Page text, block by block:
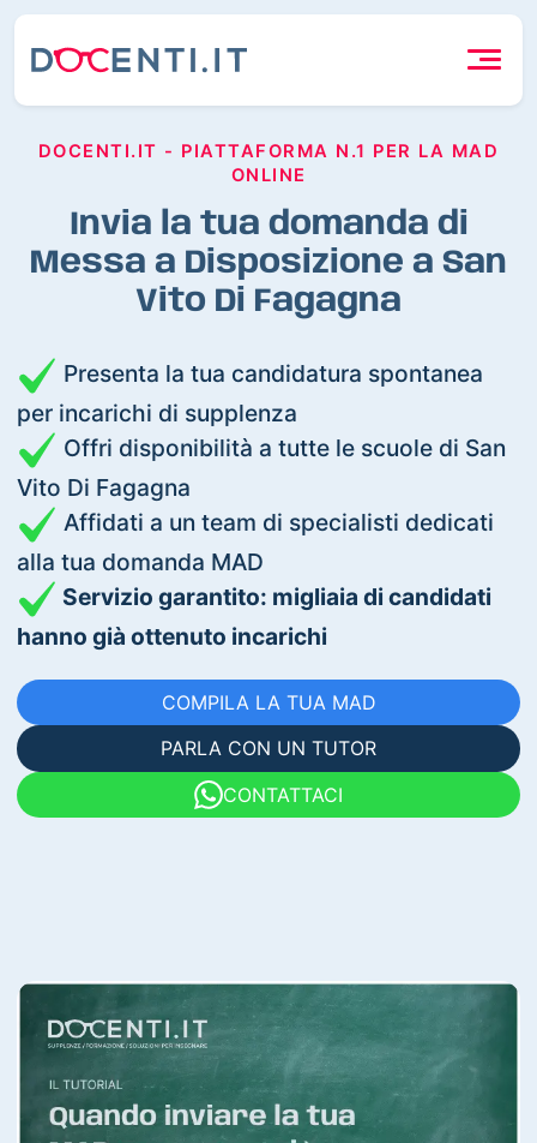
DOCENTI.IT - PIATTAFORMA N.1 PER LA MAD
ONLINE
Invia la tua domanda di
Messa a Disposizione a San
Vito Di Fagagna
Presenta la tua candidatura spontanea
per incarichi di supplenza
Offri disponibilità a tutte le scuole di San
Vito Di Fagagna
Affidati a un team di specialisti dedicati
alla tua domanda MAD
Servizio garantito: migliaia di candidati
hanno già ottenuto incarichi
COMPILA LA TUA MAD
PARLA CON UN TUTOR
CONTATTACI